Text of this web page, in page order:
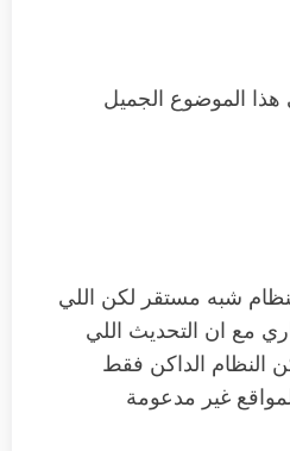
الموضوع الجميل
شبه مستقر لكن اللي
مع ان التحديث اللي
النظام الداكن فقط
غير مدعومة